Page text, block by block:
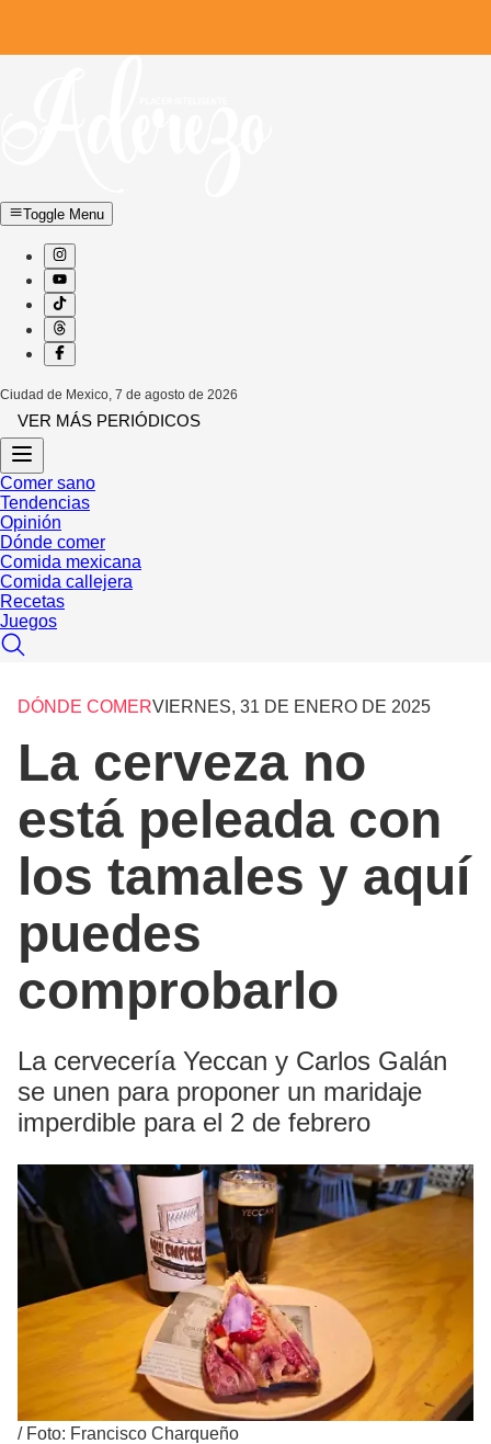
Toggle Menu
Ciudad de Mexico, 7 de agosto de 2026
VER MÁS PERIÓDICOS
Comer sano
Tendencias
Opinión
Dónde comer
Comida mexicana
Comida callejera
Recetas
Juegos
DÓNDE COMERVIERNES, 31 DE ENERO DE 2025
La cerveza no
está peleada con
los tamales y aquí
puedes
comprobarlo
La cervecería Yeccan y Carlos Galán
se unen para proponer un maridaje
imperdible para el 2 de febrero
/ Foto: Francisco Charqueño